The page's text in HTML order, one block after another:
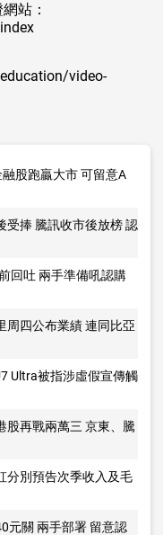
站：
video-
股跑贏大市 可留意A
受捧 騰訊收市後放榜 認
回吐 兩手準備吼認購
周四公布業績 連同比亞
Ultra被指涉虛假宣傳觸
股再戰兩萬三 京東、騰
分別預告次季收入及毛
元關 兩手部署 留意認